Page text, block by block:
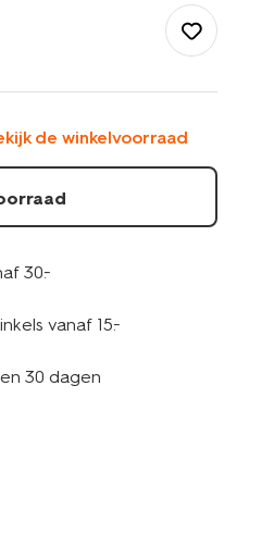
de winkelvoorraad
30.-
vanaf 15.-
30 dagen